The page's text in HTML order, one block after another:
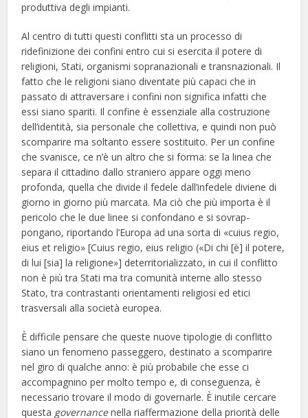
produttiva degli impianti.
Al centro di tutti questi conflitti sta un processo di
ridefinizione dei confini entro cui si esercita il potere di
religioni, Stati, organismi sopranazionali e transnazionali. Il
fatto che le religioni siano diventate più capaci che in
passato di attraversare i confini non significa infatti che
essi siano spariti. Il confine è essenziale alla costruzione
dell’identità, sia personale che collettiva, e quindi non può
scomparire ma soltanto essere sostituito. Per un confine
che svanisce, ce n’è un altro che si forma: se la linea che
separa il cittadino dallo straniero appare oggi meno
profonda, quella che divide il fedele dall’infedele diviene di
giorno in giorno più marcata. Ma ciò che più importa è il
pericolo che le due linee si confondano e si sovrap-
pongano, riportando l’Europa ad una sorta di «cuius regio,
eius et religio» [Cuius regio, eius religio («Di chi [è] il potere,
di lui [sia] la religione»] deterritorializzato, in cui il conflitto
non è più tra Stati ma tra comunità interne allo stesso
Stato, tra contrastanti orientamenti religiosi ed etici
trasversali alla società europea.
È difficile pensare che queste nuove tipologie di conflitto
siano un fenomeno passeggero, destinato a scomparire
nel giro di qualche anno: è più probabile che esse ci
accompagnino per molto tempo e, di conseguenza, è
necessario trovare il modo di governarle. È inutile cercare
questa governancenella riaffermazione della priorità delle